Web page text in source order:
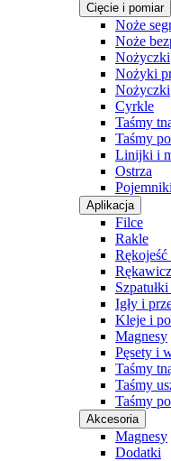
Cięcie i pomiar
Noże
Noże
Nożyczki
Nożyki
Nożyczki
Cyrkle
Taśmy
Taśmy
Linijki i
Ostrza
Aplikacja
Filce
Rakle
Igły i
Kleje i
Magnesy
Pęsety i
Taśmy
Taśmy
Taśmy
Akcesoria
Magnesy
Dodatki